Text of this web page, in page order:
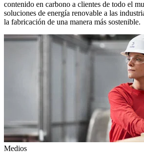
contenido en carbono a clientes de todo el
soluciones de energía renovable a las
la fabricación de una manera más sostenible.
Medios